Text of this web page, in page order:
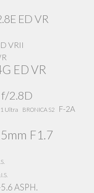
ED VR
VRII
ED VR
2.8D
Ultra BRONICA S2 F-2A
F1.7
ASPH.